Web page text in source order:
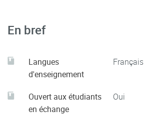
En bref
Langues
d'enseignement
Français
Ouvert aux étudiants
en échange
Oui